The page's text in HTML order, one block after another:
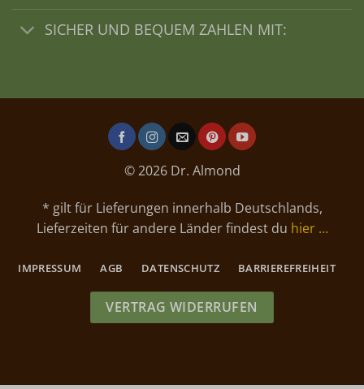
SICHER UND BEQUEM ZAHLEN MIT:
© 2026 Dr. Almond
* gilt für Lieferungen innerhalb Deutschlands,
Lieferzeiten für andere Länder findest du hier …
IMPRESSUM AGB DATENSCHUTZ BARRIEREFREIHEIT
VERTRAG WIDERRUFEN